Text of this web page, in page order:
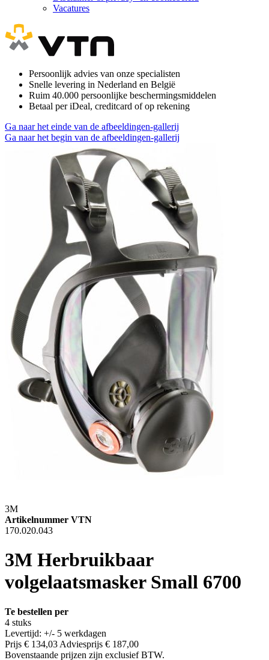
Vacatures
Persoonlijk advies van onze specialisten
Snelle levering in Nederland en België
Ruim 40.000 persoonlijke beschermingsmiddelen
Betaal per iDeal, creditcard of op rekening
Ga naar het einde van de afbeeldingen-gallerij
Ga naar het begin van de afbeeldingen-gallerij
3M
Artikelnummer VTN
170.020.043
3M Herbruikbaar
volgelaatsmasker Small 6700
Te bestellen per
4 stuks
Levertijd: +/- 5 werkdagen
Prijs € 134,03 Adviesprijs € 187,00
Bovenstaande prijzen zijn exclusief BTW.